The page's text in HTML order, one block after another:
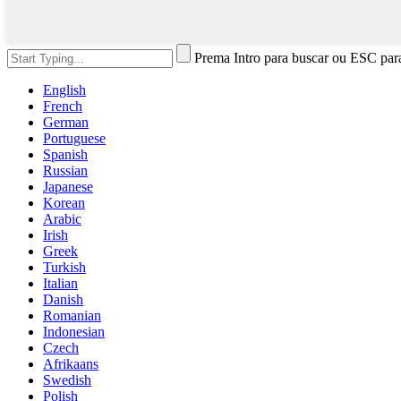
Prema Intro para buscar ou ESC
English
French
German
Portuguese
Spanish
Russian
Japanese
Korean
Arabic
Irish
Greek
Turkish
Italian
Danish
Romanian
Indonesian
Czech
Afrikaans
Swedish
Polish